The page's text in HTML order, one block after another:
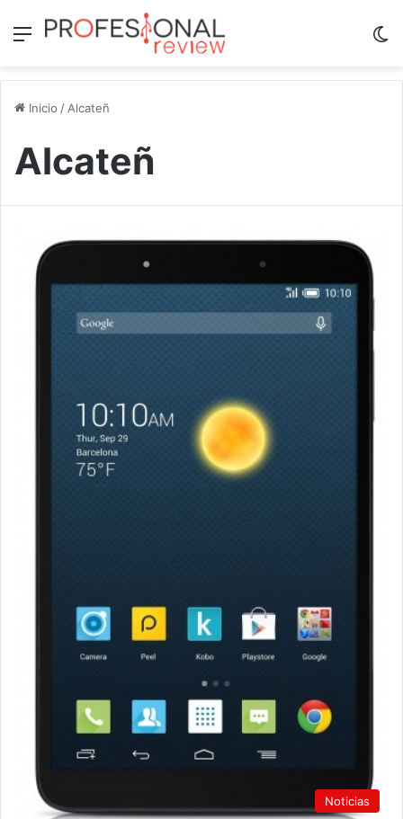
Menú
Inicio /Alcateñ
Alcateñ
Noticias